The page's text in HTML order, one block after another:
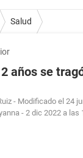
Salud
años se
- Modificado el 24
-2 dic 2022 a las